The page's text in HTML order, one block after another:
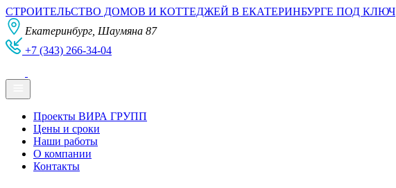
СТРОИТЕЛЬСТВО ДОМОВ И КОТТЕДЖЕЙ В ЕКАТЕРИНБУРГЕ ПОД КЛЮЧ
Екатеринбург, Шаумяна 87
+7 (343) 266-34-04
Проекты ВИРА ГРУПП
Цены и сроки
Наши работы
О компании
Контакты